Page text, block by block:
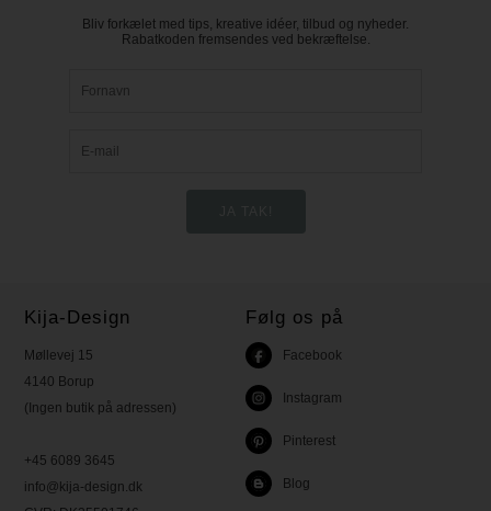
Bliv forkælet med tips, kreative idéer, tilbud og nyheder.
Rabatkoden fremsendes ved bekræftelse.
Kija-Design
Møllevej 15
4140 Borup
(Ingen butik på adressen)
+45 6089 3645
info@kija-design.dk
Følg os på
Facebook
Instagram
Pinterest
Blog